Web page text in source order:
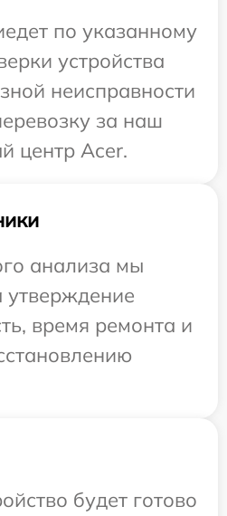
по указанному
устройства
неисправности
за наш
центр Acer.
анализа мы
утверждение
время ремонта и
будет готово